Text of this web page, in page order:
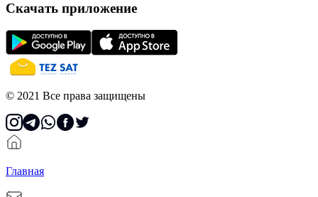
Скачать приложение
© 2021 Все права защищены
Главная